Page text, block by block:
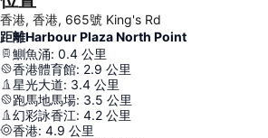
香港, 香港, 665號 King's Rd
距離Harbour Plaza North Point
鰂魚涌: 0.4 公里
香港體育館: 2.9 公里
星光大道: 3.4 公里
跑馬地馬場: 3.5 公里
幻彩詠香江: 4.2 公里
香港: 4.9 公里